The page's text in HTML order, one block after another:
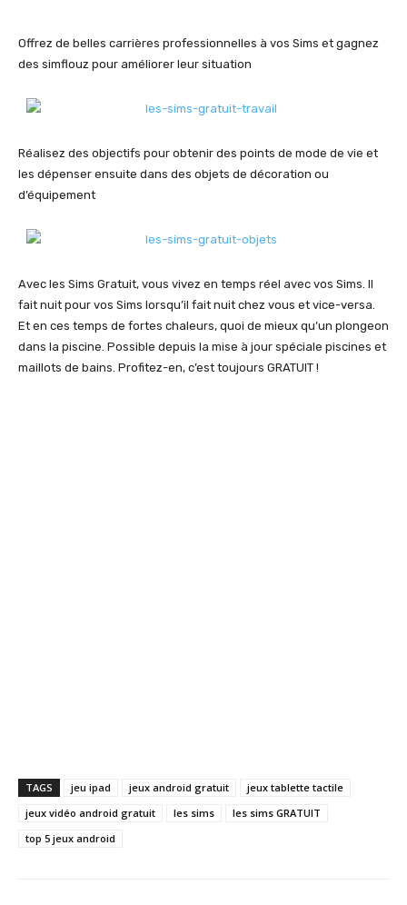
Offrez de belles carrières professionnelles à vos Sims et gagnez
des simflouz pour améliorer leur situation
Réalisez des objectifs pour obtenir des points de mode de vie et
les dépenser ensuite dans des objets de décoration ou
d’équipement
Avec les Sims Gratuit, vous vivez en temps réel avec vos Sims. Il
fait nuit pour vos Sims lorsqu’il fait nuit chez vous et vice-versa.
Et en ces temps de fortes chaleurs, quoi de mieux qu’un plongeon
dans la piscine. Possible depuis la mise à jour spéciale piscines et
maillots de bains. Profitez-en, c’est toujours GRATUIT !
TAGS jeu ipad jeux android gratuit
jeux tablette tactile
jeux vidéo android gratuit
les sims
les sims GRATUIT
top 5 jeux android